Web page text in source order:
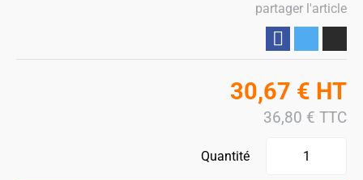
partager l'article
30,67 € HT
36,80 € TTC
Quantité